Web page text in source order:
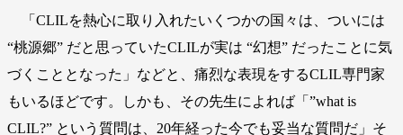
「CLILを熱心に取り入れたいくつかの国々は、ついには
“桃源郷” だと思っていたCLILが実は “幻想” だったことに気
づくこととなった」などと、痛烈な表現をするCLIL専門家
もいるほどです。しかも、その先生によれば「”what is
CLIL?” という質問は、20年経った今でも妥当な質問だ」そ